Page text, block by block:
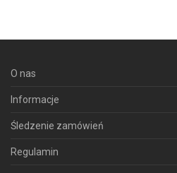
O nas
Informacje
Śledzenie zamówień
Regulamin